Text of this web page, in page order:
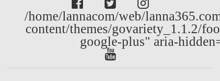
/home/lannacom/web/
content/themes/govariety_1.1.2/
google-plus" aria-